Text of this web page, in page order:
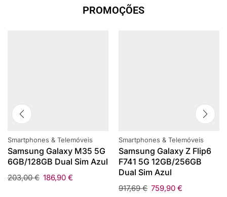
PROMOÇÕES
Smartphones & Telemóveis
Samsung Galaxy M35 5G
6GB/128GB Dual Sim Azul
203,00€ 186,90 €
Smartphones & Telemóveis
Samsung Galaxy Z Flip6
F741 5G 12GB/256GB
Dual Sim Azul
917,69€ 759,90 €